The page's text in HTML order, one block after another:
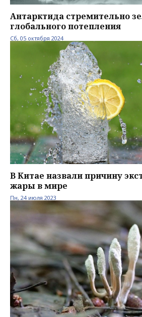
Антарктида стремительно
глобального потепления
Сб, 05 октября 2024
В Китае назвали причину
жары в мире
Пн, 24 июля 2023